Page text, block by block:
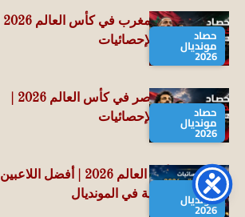
حصاد
مونديال
2026
جميع الأرقام والإحصائيات
حصاد
مونديال
2026
جميع الأرقام والإحصائيات
حصاد
مونديال
2026
إحصائيات كأس العالم 2026 | أفضل اللاعبين
والأرقام القياسية في المونديال